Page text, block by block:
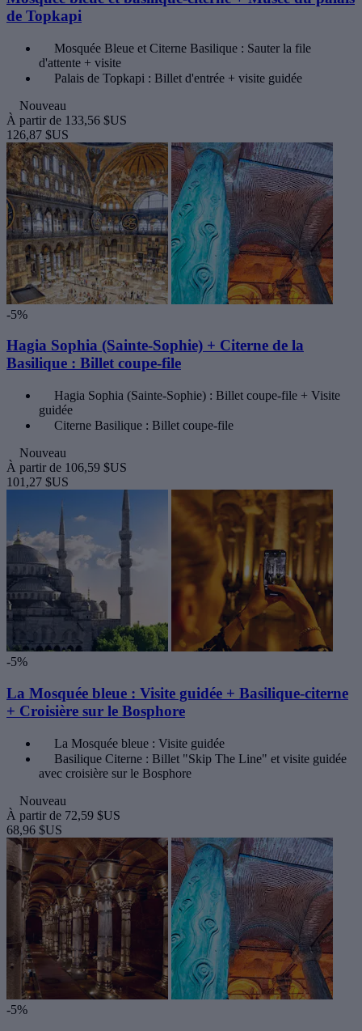
de Topkapi
Mosquée Bleue et Citerne Basilique : Sauter la file
d'attente + visite
Palais de Topkapi : Billet d'entrée + visite guidée
Nouveau
À partir de 133,56 $US
126,87 $US
-5%
Hagia Sophia (Sainte-Sophie) + Citerne de la
Basilique : Billet coupe-file
Hagia Sophia (Sainte-Sophie) : Billet coupe-file + Visite
guidée
Citerne Basilique : Billet coupe-file
Nouveau
À partir de 106,59 $US
101,27 $US
-5%
La Mosquée bleue : Visite guidée + Basilique-citerne
+ Croisière sur le Bosphore
La Mosquée bleue : Visite guidée
Basilique Citerne : Billet "Skip The Line" et visite guidée
avec croisière sur le Bosphore
Nouveau
À partir de 72,59 $US
68,96 $US
-5%